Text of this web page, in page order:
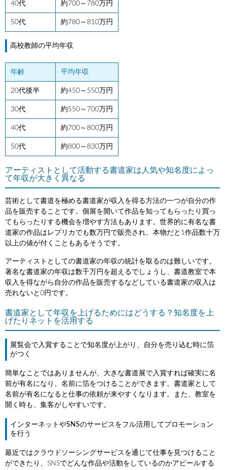
40代 約700～780万円
50代 約780～810万円
高校教師の平均年収
年齢 平均年収
20代後半 約450～550万円
30代 約550～700万円
40代 約700～800万円
50代 約800～830万円
アーティストとして活動する書道家は人気や知名度によっ
て年収が大きく異なる
芸術として書道を極める書道家が収入を得る方法の一つが自分の作
品を販売することです。個展を開いて作品を知ってもらったり買っ
てもらったりする機会を増やす方法もあります。世界的に有名な書
道家の作品はレプリカでも数万円で販売され、本物だと1作品数十万
以上の値が付くこともあるそうです。
アーティストとしての書道家の年収の統計を取るのは難しいです。
著名な書道家の年収は数千万円を超えるでしょうし、書道教室で本
収入を得ながら自分の作品を販売するなどしている書道家の収入は
売れないと0円です。
書道家として年収を上げるためにはどうする？知名度を上
げたりネットを活用する
展覧会で入賞することで知名度が上がり、自分を売り込む時に箔
がつく
簡単なことではありませんが、大きな書道展で入賞すれば確実に名
前が有名になり、名前に箔をつけることができます。書道家として
名前が有名になると仕事の依頼が来やすくなります。また、教室を
開く時も、集客がしやすいです。
インターネットやSNSのサービスをフル活用してプロモーション
を行う
最近ではクラウドソーシングサービスを通じて仕事を見つけること
ができたり、SNSでどんな作品や活動をしているのかアピールする